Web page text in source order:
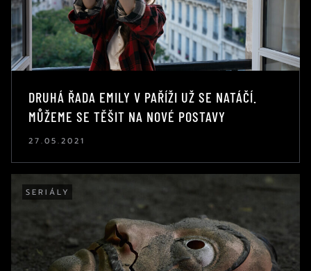
DRUHÁ ŘADA EMILY V PAŘÍŽI UŽ SE NATÁČÍ.
MŮŽEME SE TĚŠIT NA NOVÉ POSTAVY
27.05.2021
SERIÁLY